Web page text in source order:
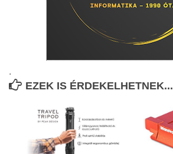
.
EZEK IS ÉRDEKELHETNEK...